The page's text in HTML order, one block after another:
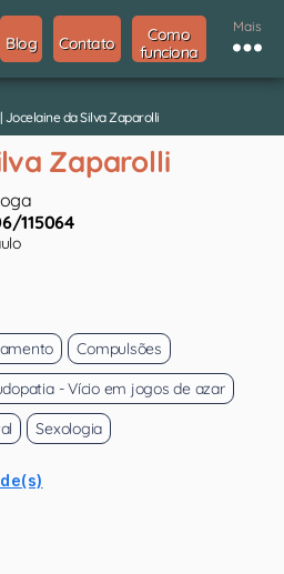
Blog Contato
Como
funciona
Mais
da Silva Zaparolli
Zaparolli
115064
Compulsões
- Vício em jogos de azar
Sexologia